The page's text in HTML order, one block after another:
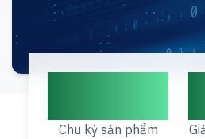
Chu kỳ sản phẩm